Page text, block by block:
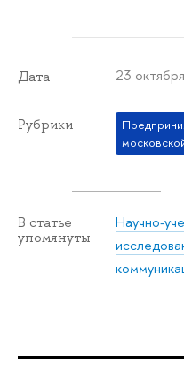
Дата 23
Рубрики
В статье
упомянуты
Научно-